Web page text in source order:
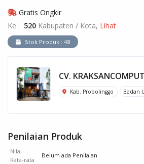
Gratis Ongkir
Ke : 520 Kabupaten / Kota, Lihat
Stok Produk : 48
CV.
Kab. Probolinggo Badan
Penilaian Produk
Nilai
Rata-rata
Belum ada Penilaian